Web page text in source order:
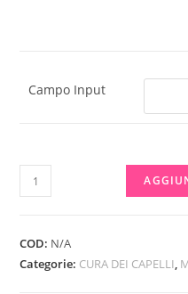
Campo Input
OLIO
PER
-
MU
COD: N/A
Categorie: CURA DEI CAPELLI,